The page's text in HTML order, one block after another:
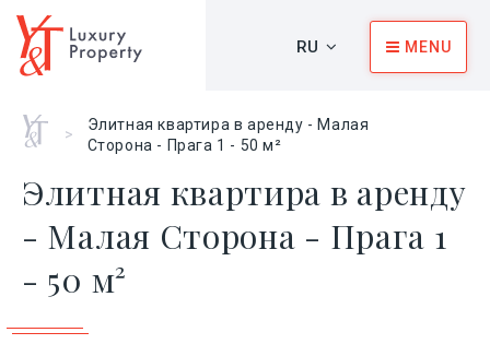
RU MENU
Главная
>
Элитная квартира в аренду - Малая
Сторона - Прага 1 - 50 м²
Элитная квартира в аренду
- Малая Сторона - Прага 1
- 50 м²